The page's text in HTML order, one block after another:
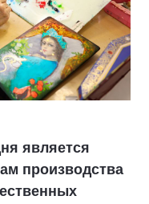
является
производства